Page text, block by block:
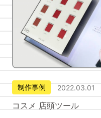
制作事例 2022.03.01
コスメ 店頭ツール